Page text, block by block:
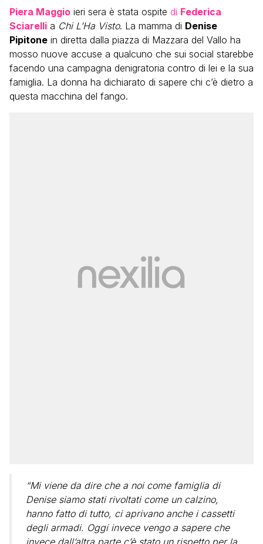
Piera Maggio ieri sera è stata ospite di Federica
Sciarelli a Chi L’Ha Visto. La mamma di Denise
Pipitone in diretta dalla piazza di Mazzara del Vallo ha
mosso nuove accuse a qualcuno che sui social starebbe
facendo una campagna denigratoria contro di lei e la sua
famiglia. La donna ha dichiarato di sapere chi c’è dietro a
questa macchina del fango.
“Mi viene da dire che a noi come famiglia di
Denise siamo stati rivoltati come un calzino,
hanno fatto di tutto, ci aprivano anche i cassetti
degli armadi. Oggi invece vengo a sapere che
invece dall’altra parte c’è stato un rispetto per la